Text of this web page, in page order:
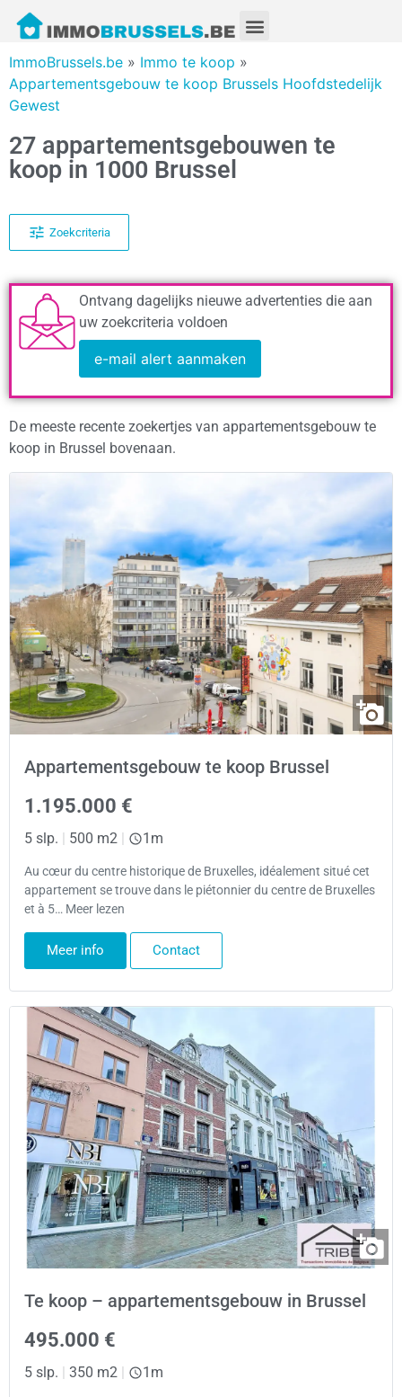
ImmoBrussels.be » Immo te koop »
Appartementsgebouw te koop Brussels Hoofdstedelijk
Gewest
27 appartementsgebouwen te
koop in 1000 Brussel
Zoekcriteria
Ontvang dagelijks nieuwe advertenties die aan
uw zoekcriteria voldoen
e-mail alert aanmaken
De meeste recente zoekertjes van appartementsgebouw te
koop in Brussel bovenaan.
Appartementsgebouw te koop Brussel
1.195.000 €
5 slp. | 500 m2 | 1m
Au cœur du centre historique de Bruxelles, idéalement situé cet
appartement se trouve dans le piétonnier du centre de Bruxelles
et à 5… Meer lezen
Meer info Contact
Te koop – appartementsgebouw in Brussel
495.000 €
5 slp. | 350 m2 | 1m